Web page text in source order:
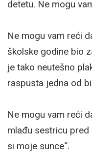
detetu. Ne mogu
Ne mogu vam reći
školske godine bio
je tako neutešno
raspusta jedna od
Ne mogu vam reći
mlađu sestricu pred
si moje sunce“.